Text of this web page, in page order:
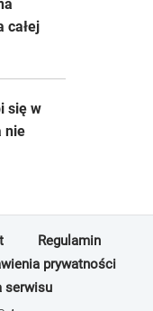
całej
się w
nie
Regulamin
prywatności
serwisu